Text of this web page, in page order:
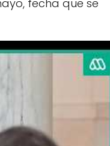
fecha que se